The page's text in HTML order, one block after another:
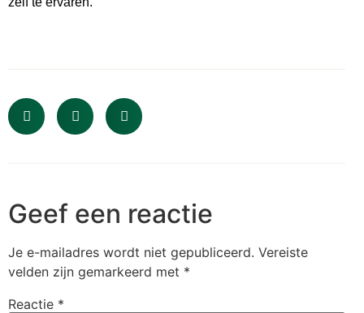
Geef een reactie
Je e-mailadres wordt niet gepubliceerd. Vereiste
velden zijn gemarkeerd met *
Reactie *